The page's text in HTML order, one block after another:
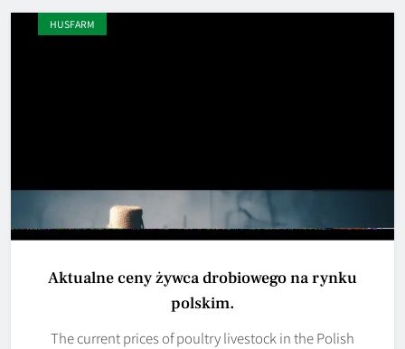
HUSFARM
Aktualne ceny żywca drobiowego na rynku
polskim.
The current prices of poultry livestock in the Polish